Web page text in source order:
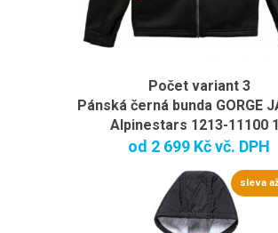
Počet variant 3
Pánská černá bunda GORGE
Alpinestars 1213-11100
od 2 699 Kčvč. DPH
sleva